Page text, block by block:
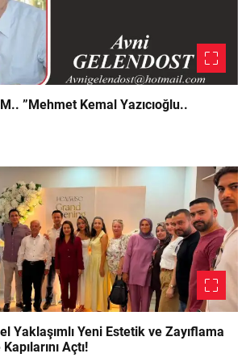
“HER KENT’E LAZIM.. ”Mehmet Kemal Yazıcıoğlu..
Yaklaşımlı Yeni Estetik ve Zayıflama
Açtı!